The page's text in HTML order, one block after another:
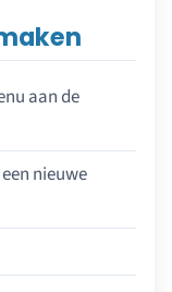
aan de
nieuwe